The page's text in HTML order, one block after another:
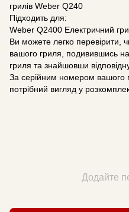
грилів Weber Q240
Підходить для:
Weber Q2400 Електричний
Ви можете легко перевірити,
вашого гриля, подивившись
гриля та знайшовши
За серійним номером вашого
потрібний вигляд у
Додайте